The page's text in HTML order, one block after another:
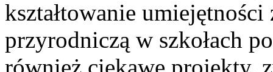
kształtowanie umiejętności
przyrodniczą w szkołach